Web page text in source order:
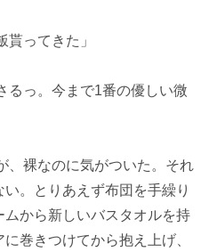
貰ってきた」
るっ。今まで1番の優しい微
、裸なのに気がついた。それ
。とりあえず布団を手繰り
から新しいバスタオルを持
巻きつけてから抱え上げ、